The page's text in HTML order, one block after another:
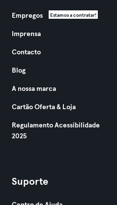
Empregos Estamos a contratar!
Imprensa
Contacto
Blog
A nossa marca
Cartão Oferta & Loja
Regulamento Acessibilidade
2025
Suporte